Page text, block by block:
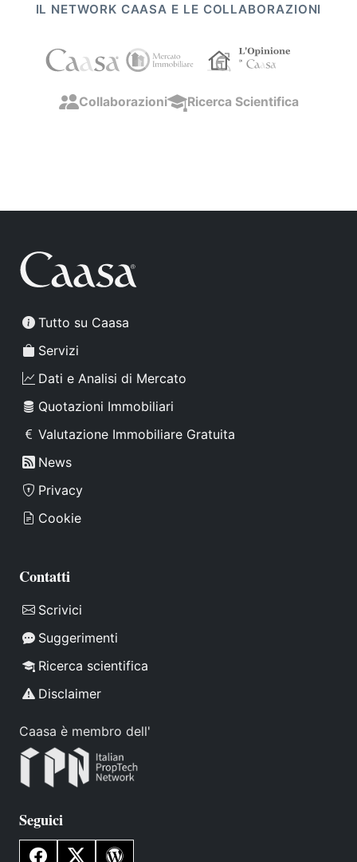
IL NETWORK CAASA E LE COLLABORAZIONI
Collaborazioni Ricerca Scientifica
Tutto su Caasa
Servizi
Dati e Analisi di Mercato
Quotazioni Immobiliari
Valutazione Immobiliare Gratuita
News
Privacy
Cookie
Contatti
Scrivici
Suggerimenti
Ricerca scientifica
Disclaimer
Caasa è membro dell'
Seguici